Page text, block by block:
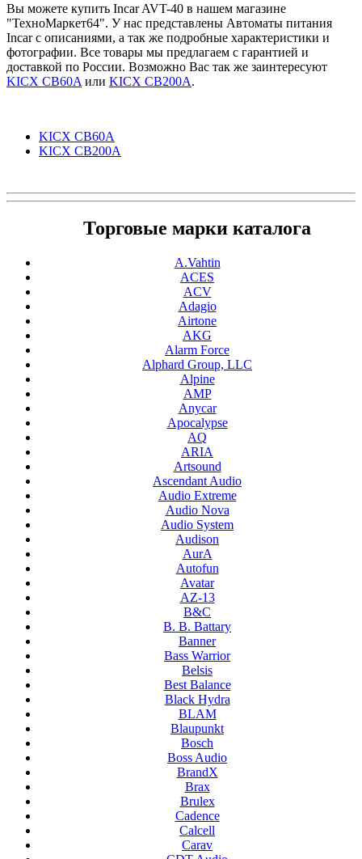
Вы можете купить Incar AVT-40 в нашем магазине
"ТехноМаркет64". У нас представлены Автоматы питания
Incar с описаниями, а так же подробные характеристики и
фотографии. Все товары мы предлагаем с гарантией и
доставкой по России. Возможно Вас так же заинтересуют
KICX CB60A или KICX CB200A.
KICX CB60A
KICX CB200A
Торговые марки каталога
A.Vahtin
ACES
ACV
Adagio
Airtone
AKG
Alarm Force
Alphard Group, LLC
Alpine
AMP
Anycar
Apocalypse
AQ
ARIA
Artsound
Ascendant Audio
Audio Extreme
Audio Nova
Audio System
Audison
AurA
Autofun
Avatar
AZ-13
B&C
B. B. Battary
Banner
Bass Warrior
Belsis
Best Balance
Black Hydra
BLAM
Blaupunkt
Bosch
Boss Audio
BrandX
Brax
Brulex
Cadence
Calcell
Carav